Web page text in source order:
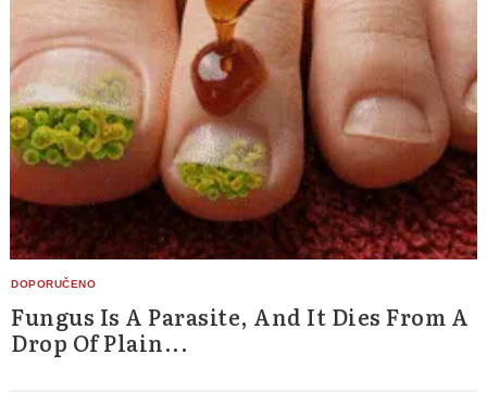
Fungus Is A Parasite, And It Dies From A
Drop Of Plain...